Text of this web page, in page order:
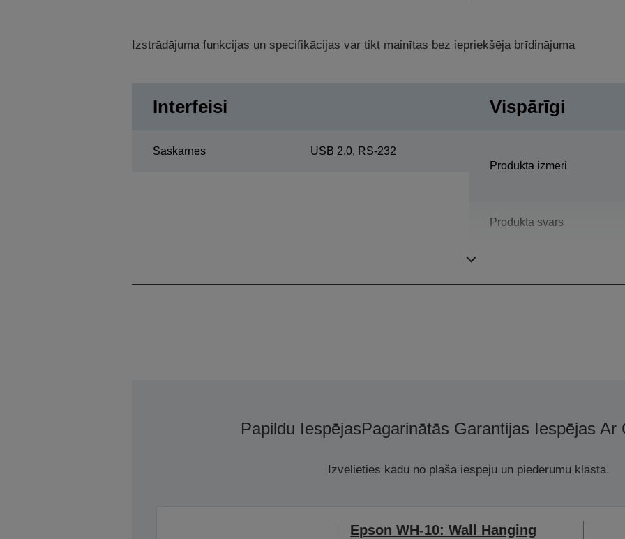
Izstrādājuma funkcijas un specifikācijas var tikt mainītas bez iepriekšēja brīdinājuma
Interfeisi
Saskarnes USB 2.0, RS-232
Vispārīgi
Produkta izmēri
Produkta svars
Papildu IespējasPagarinātās Garantijas Iespējas Ar
Izvēlieties kādu no plašā iespēju un piederumu klāsta.
Epson WH-10: Wall Hanging